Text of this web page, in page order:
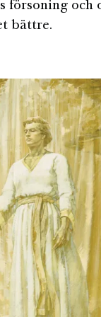
försoning och
bättre.